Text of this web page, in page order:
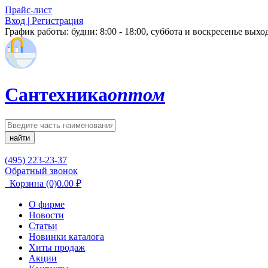
Прайс-лист
Вход | Регистрация
График работы: будни: 8:00 - 18:00, суббота и воскресенье
Сантехникаоптом
найти
(495) 223-23-37
Обратный звонок
Корзина (0)0.00 ₽
О фирме
Новости
Статьи
Новинки каталога
Хиты продаж
Акции